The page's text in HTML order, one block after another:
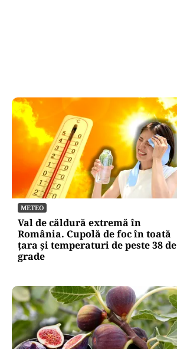
METEO
Val de căldură extremă în
România. Cupolă de foc în toată
țara și temperaturi de peste 38 de
grade